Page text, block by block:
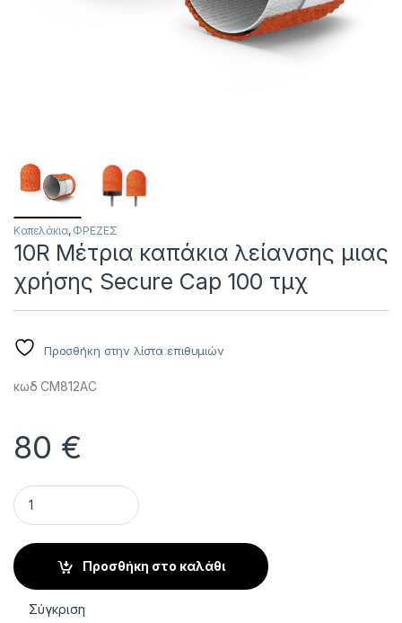
Καπελάκια, ΦΡΕΖΕΣ
10R Μέτρια καπάκια λείανσης μιας
χρήσης Secure Cap 100 τμχ
Προσθήκη στην λίστα επιθυμιών
κωδCM812AC
80 €
10R Μέτρια καπάκια λείανσης μιας χρήσης Secure Cap 100
Προσθήκη στο καλάθι
Σύγκριση